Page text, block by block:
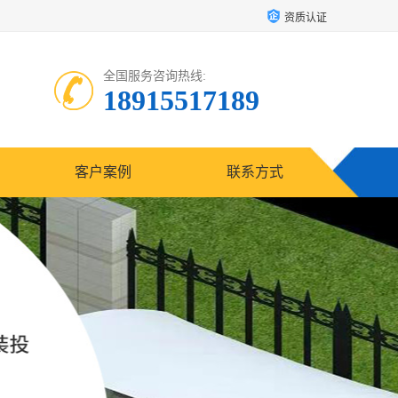
资质认证
全国服务咨询热线:
18915517189
客户案例 联系方式